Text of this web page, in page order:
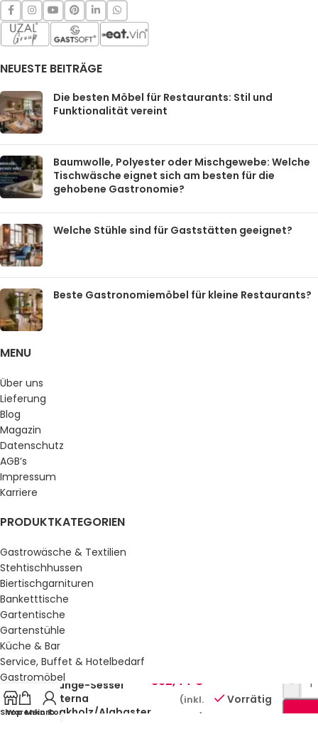
NEUESTE BEITRÄGE
Die besten Möbel für Restaurants: Stil und
Funktionalität vereint
Baumwolle, Polyester oder Mischgewebe: Welche
Tischwäsche eignet sich am besten für die
gehobene Gastronomie?
Welche Stühle sind für Gaststätten geeignet?
Beste Gastronomiemöbel für kleine Restaurants?
MENU
Über uns
Lieferung
Blog
Magazin
Datenschutz
AGB’s
Impressum
Karriere
PRODUKTKATEGORIEN
Gastrowäsche & Textilien
Stehtischhussen
Biertischgarnituren
Banketttische
Gartentische
Gartenstühle
Küche & Bar
Service, Buffet & Hotelbedarf
Gastromöbel
Schulmöbel
Sale %
Shop
Warenkorb
Mein Konto
Lounge-Sessel
Paterna
Teakholz/Alabaster
892,44 €
(inkl.
MwSt.)
Vorrätig
-